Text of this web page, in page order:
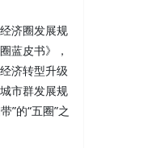
济圈发展规
蓝皮书》，
济转型升级
市群发展规
”的“五圈”之